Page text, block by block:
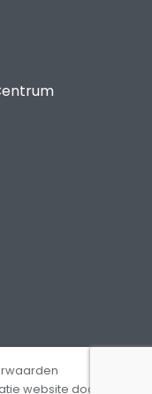
website door Jep!